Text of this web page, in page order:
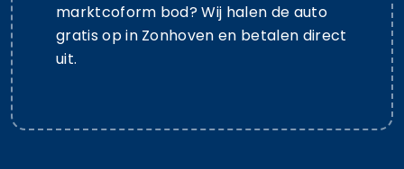
marktcoform bod? Wij halen de auto
gratis op in Zonhoven en betalen direct
uit.